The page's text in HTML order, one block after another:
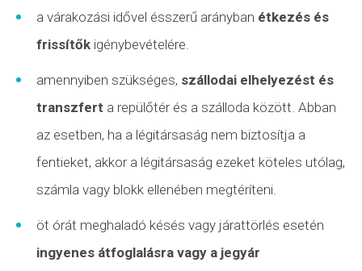
a várakozási idővel ésszerű arányban étkezés és
frissítők igénybevételére.
amennyiben szükséges, szállodai elhelyezést és
transzfert a repülőtér és a szálloda között. Abban
az esetben, ha a légitársaság nem biztosítja a
fentieket, akkor a légitársaság ezeket köteles utólag,
számla vagy blokk ellenében megtéríteni.
öt órát meghaladó késés vagy járattörlés esetén
ingyenes átfoglalásra vagy a jegyár